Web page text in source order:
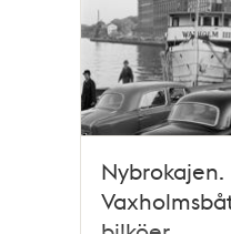
Nybrokajen.